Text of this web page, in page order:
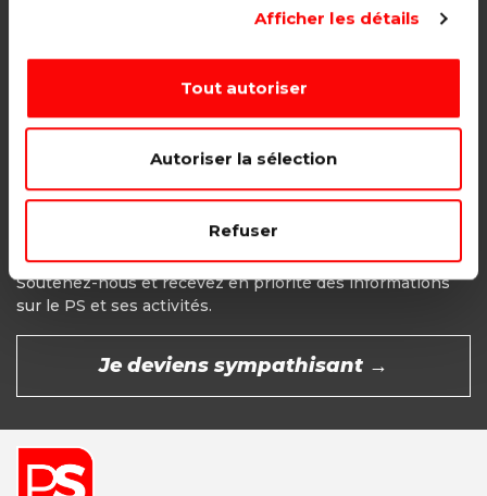
Afficher les détails
Tout autoriser
Autoriser la sélection
Refuser
Adhésion étudiant, pensionné, en
CHOISIR →
Soutenez-nous et recevez en priorité des informations
sur le PS et ses activités.
Je deviens sympathisant →